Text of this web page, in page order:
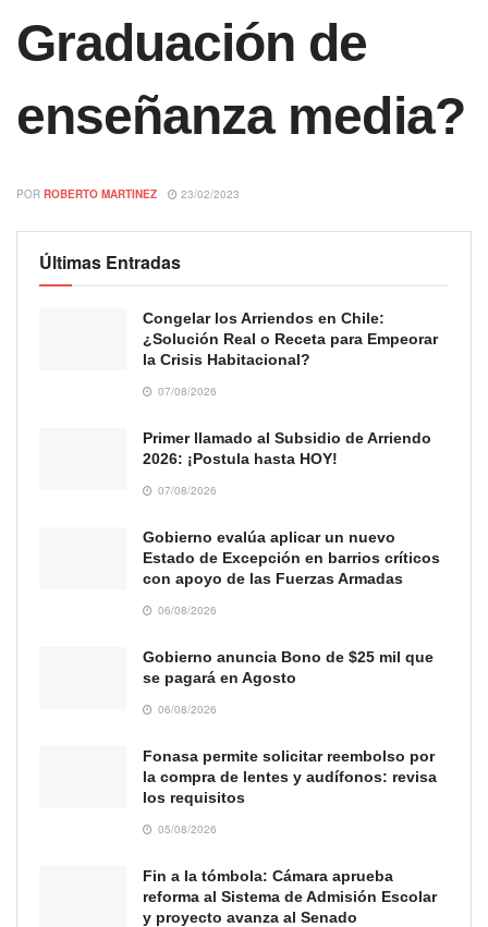
Graduación de
enseñanza media?
POR ROBERTO MARTINEZ 23/02/2023
Últimas Entradas
Congelar los Arriendos en Chile:
¿Solución Real o Receta para Empeorar
la Crisis Habitacional?
07/08/2026
Primer llamado al Subsidio de Arriendo
2026: ¡Postula hasta HOY!
07/08/2026
Gobierno evalúa aplicar un nuevo
Estado de Excepción en barrios críticos
con apoyo de las Fuerzas Armadas
06/08/2026
Gobierno anuncia Bono de $25 mil que
se pagará en Agosto
06/08/2026
Fonasa permite solicitar reembolso por
la compra de lentes y audífonos: revisa
los requisitos
05/08/2026
Fin a la tómbola: Cámara aprueba
reforma al Sistema de Admisión Escolar
y proyecto avanza al Senado